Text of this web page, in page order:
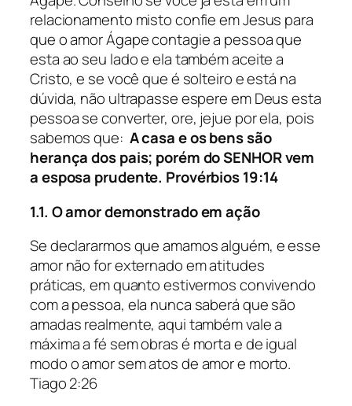
relacionamento misto confie em Jesus para
que o amor Ágape contagie a pessoa que
esta ao seu lado e ela também aceite a
Cristo, e se você que é solteiro e está na
dúvida, não ultrapasse espere em Deus esta
pessoa se converter, ore, jejue por ela, pois
sabemos que: A casa e os bens são
herança dos pais; porém do SENHOR vem
a esposa prudente. Provérbios 19:14
1.1. O amor demonstrado em ação
Se declararmos que amamos alguém, e esse
amor não for externado em atitudes
práticas, em quanto estivermos convivendo
com a pessoa, ela nunca saberá que são
amadas realmente, aqui também vale a
máxima a fé sem obras é morta e de igual
modo o amor sem atos de amor e morto.
Tiago 2:26